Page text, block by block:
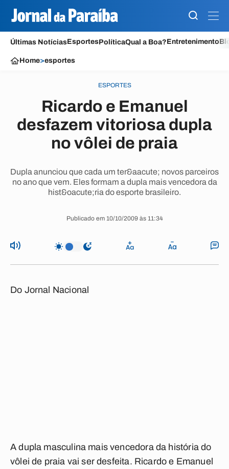
Últimas NotíciasEsportesPolíticaQual a Boa?Entretenimento
Home>esportes
ESPORTES
Ricardo e Emanuel
desfazem vitoriosa dupla
no vôlei de praia
Dupla anunciou que cada um ter&aacute; novos parceiros
no ano que vem. Eles formam a dupla mais vencedora da
hist&oacute;ria do esporte brasileiro.
Publicado em 10/10/2009 às 11:34
Do Jornal Nacional
A dupla masculina mais vencedora da história do
vôlei de praia vai ser desfeita. Ricardo e Emanuel